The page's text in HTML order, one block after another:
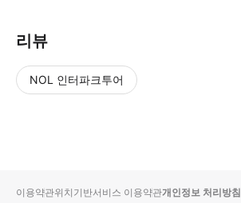
리뷰
NOL 인터파크투어
입니
순
상
이용약관위치기반서비스 이용약관개인정보 처리방침